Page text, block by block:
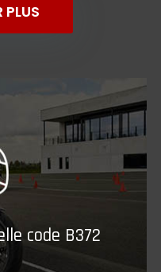
PLUS
code B372